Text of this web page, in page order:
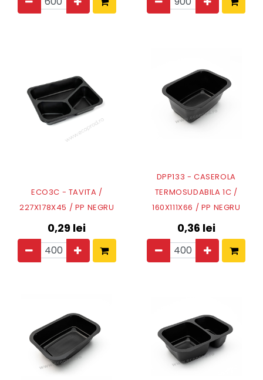
ECO3C - TAVITA /
227X178X45 / PP NEGRU
0,29 lei
DPP133 - CASEROLA
TERMOSUDABILA 1C /
160X111X66 / PP NEGRU
0,36 lei